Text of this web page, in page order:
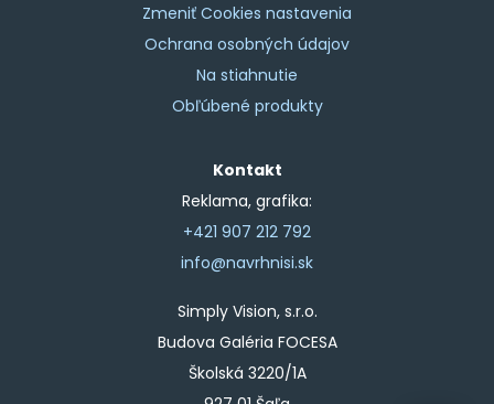
Zmeniť Cookies nastavenia
Ochrana osobných údajov
Na stiahnutie
Obľúbené produkty
Kontakt
Reklama, grafika:
+421 907 212 792
info@navrhnisi.sk
Simply Vision, s.r.o.
Budova Galéria FOCESA
Školská 3220/1A